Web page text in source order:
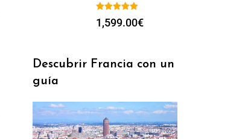
1,599.00€
Descubrir Francia con un
guía